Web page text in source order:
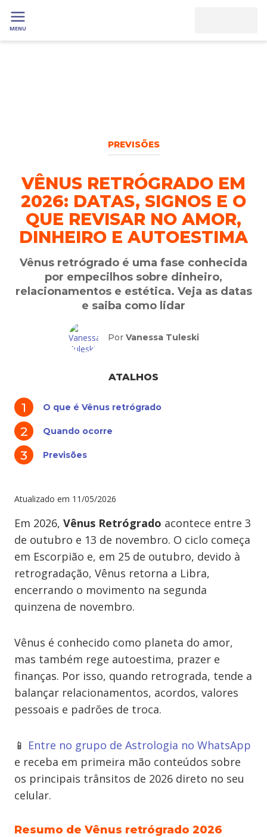
MENU
PREVISÕES
VÊNUS RETRÓGRADO EM
2026: DATAS, SIGNOS E O
QUE REVISAR NO AMOR,
DINHEIRO E AUTOESTIMA
Vênus retrógrado é uma fase conhecida
por empecilhos sobre dinheiro,
relacionamentos e estética. Veja as datas
e saiba como lidar
Por Vanessa Tuleski
ATALHOS
O que é Vênus retrógrado
Quando ocorre
Previsões
Atualizado em 11/05/2026
Em 2026, Vênus Retrógrado acontece entre 3
de outubro e 13 de novembro. O ciclo começa
em Escorpião e, em 25 de outubro, devido à
retrogradação, Vênus retorna a Libra,
encerrando o movimento na segunda
quinzena de novembro.
Vênus é conhecido como planeta do amor,
mas também rege autoestima, prazer e
finanças. Por isso, quando retrograda, tende a
balançar relacionamentos, acordos, valores
pessoais e padrões de troca.
📱 Entre no grupo de Astrologia no WhatsApp
e receba em primeira mão conteúdos sobre
os principais trânsitos de 2026 direto no seu
celular.
Resumo de Vênus retrógrado 2026